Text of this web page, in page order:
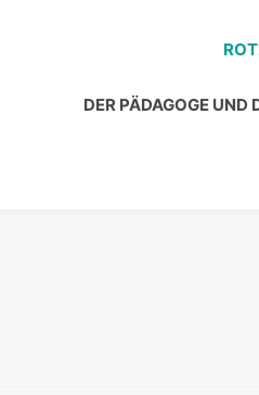
DER PÄDAGOGE UND